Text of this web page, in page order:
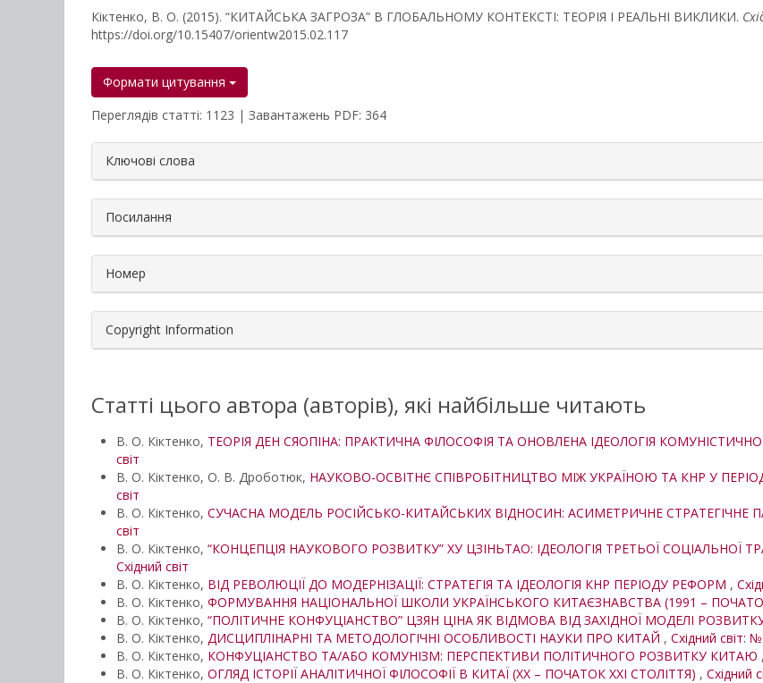
Кіктенко, В. О. (2015). “КИТАЙСЬКА ЗАГРОЗА” В ГЛОБАЛЬНОМУ КОНТЕКСТІ: ТЕОРІЯ І РЕАЛЬНІ ВИКЛИКИ.
https://doi.org/10.15407/orientw2015.02.117
Формати цитування
Переглядів статті: 1123 | Завантажень PDF: 364
##plugins.themes.bootstrap3.article.details##
Ключові слова
Посилання
Номер
Copyright Information
Статті цього автора (авторів), які найбільше читають
В. О. Кіктенко, ТЕОРІЯ ДЕН СЯОПІНА: ПРАКТИЧНА ФІЛОСОФІЯ ТА ОНОВЛЕНА ІДЕОЛОГІЯ
світ
В. О. Кіктенко, О. В. Дроботюк, НАУКОВО-ОСВІТНЄ СПІВРОБІТНИЦТВО МІЖ УКРАЇНОЮ ТА КНР У ПЕРІОД
світ
В. О. Кіктенко, СУЧАСНА МОДЕЛЬ РОСІЙСЬКО-КИТАЙСЬКИХ ВІДНОСИН: АСИМЕТРИЧНЕ СТРАТЕГІЧНЕ
світ
В. О. Кіктенко, “КОНЦЕПЦІЯ НАУКОВОГО РОЗВИТКУ” ХУ ЦЗІНЬТАО: ІДЕОЛОГІЯ ТРЕТЬОЇ СОЦІАЛЬНОЇ
Східний світ
В. О. Кіктенко, ВІД РЕВОЛЮЦІЇ ДО МОДЕРНІЗАЦІЇ: СТРАТЕГІЯ ТА ІДЕОЛОГІЯ КНР ПЕРІОДУ РЕФОРМ ,
В. О. Кіктенко, ФОРМУВАННЯ НАЦІОНАЛЬНОЇ ШКОЛИ УКРАЇНСЬКОГО КИТАЄЗНАВСТВА (1991 –
В. О. Кіктенко, “ПОЛІТИЧНЕ КОНФУЦІАНСТВО” ЦЗЯН ЦІНА ЯК ВІДМОВА ВІД ЗАХІДНОЇ МОДЕЛІ
В. О. Кіктенко, ДИСЦИПЛІНАРНІ ТА МЕТОДОЛОГІЧНІ ОСОБЛИВОСТІ НАУКИ ПРО КИТАЙ , Східний світ:
В. О. Кіктенко, КОНФУЦІАНСТВО ТА/АБО КОМУНІЗМ: ПЕРСПЕКТИВИ ПОЛІТИЧНОГО РОЗВИТКУ КИТАЮ ,
В. О. Кіктенко, ОГЛЯД ІСТОРІЇ АНАЛІТИЧНОЇ ФІЛОСОФІЇ В КИТАЇ (XX – ПОЧАТОК XXI СТОЛІТТЯ) , Східний